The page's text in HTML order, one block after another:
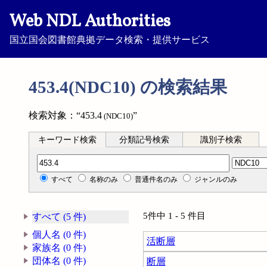
Web NDL Authorities
国立国会図書館典拠データ検索・提供サービス
453.4(NDC10) の検索結果
検索対象：“453.4 (NDC10)”
キーワード検索 分類記号検索 識別子検索
分類記号検索
すべて 名称のみ 普通件名のみ ジャンルのみ
すべて (5 件)
個人名 (0 件)
家族名 (0 件)
団体名 (0 件)
5件中 1 - 5 件目
活断層
断層